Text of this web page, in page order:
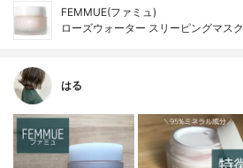
FEMMUE(ファミュ)
ローズウォーター スリーピングマスク
はる